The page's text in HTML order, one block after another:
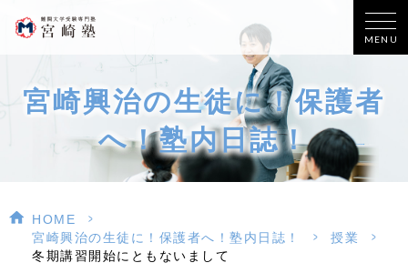
MENU
宮崎興治の生徒に！保護者
へ！塾内日誌！
HOME
>
宮崎興治の生徒に！保護者へ！塾内日誌！
> 授業
>
冬期講習開始にともないまして